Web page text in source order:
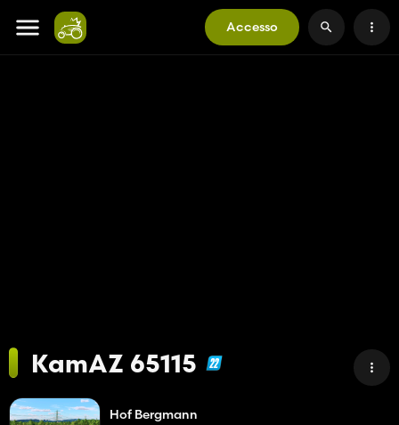
Accesso
KamAZ 65115
Hof Bergmann